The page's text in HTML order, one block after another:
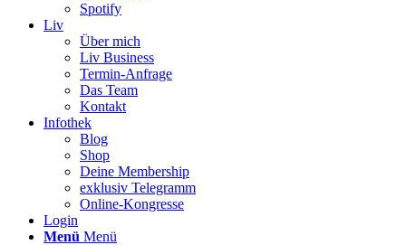
Spotify
Liv
Über mich
Liv Business
Termin-Anfrage
Das Team
Kontakt
Infothek
Blog
Shop
Deine Membership
exklusiv Telegramm
Online-Kongresse
Login
Menü Menü